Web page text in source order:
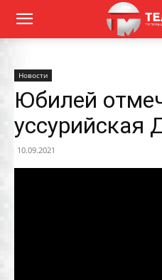
Новости
Юбилей
уссурийская
10.09.2021